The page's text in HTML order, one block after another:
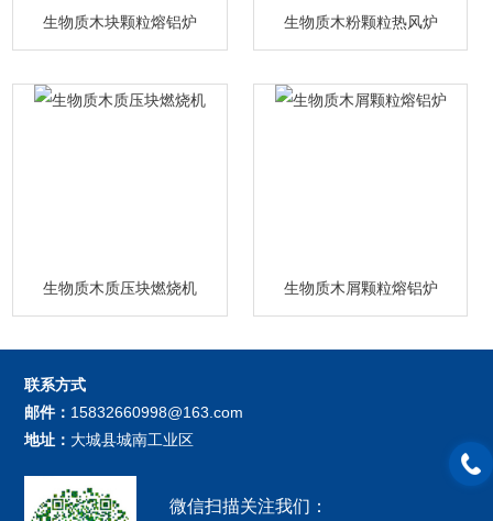
生物质木块颗粒熔铝炉 生物质木粉颗粒热风炉
生物质木质压块燃烧机 生物质木屑颗粒熔铝炉
联系方式
邮件： 15832660998@163.com
地址： 大城县城南工业区
微信扫描关注我们：